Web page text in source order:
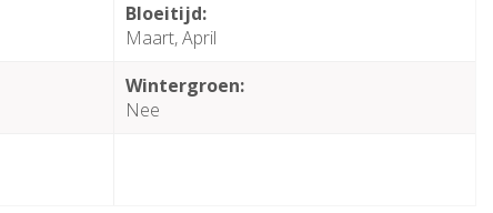
Bloeitijd:
Maart, April
Wintergroen:
Nee